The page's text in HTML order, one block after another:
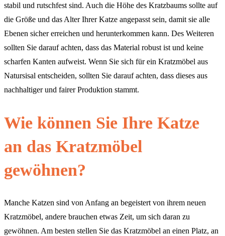
stabil und rutschfest sind. Auch die Höhe des Kratzbaums sollte auf
die Größe und das Alter Ihrer Katze angepasst sein, damit sie alle
Ebenen sicher erreichen und herunterkommen kann. Des Weiteren
sollten Sie darauf achten, dass das Material robust ist und keine
scharfen Kanten aufweist. Wenn Sie sich für ein Kratzmöbel aus
Natursisal entscheiden, sollten Sie darauf achten, dass dieses aus
nachhaltiger und fairer Produktion stammt.
Wie können Sie Ihre Katze
an das Kratzmöbel
gewöhnen?
Manche Katzen sind von Anfang an begeistert von ihrem neuen
Kratzmöbel, andere brauchen etwas Zeit, um sich daran zu
gewöhnen. Am besten stellen Sie das Kratzmöbel an einen Platz, an